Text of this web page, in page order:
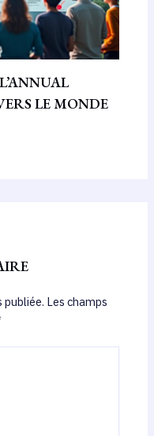
LE MONDE
publiée. Les champs